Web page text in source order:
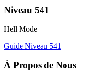
Niveau 541
Hell Mode
Guide Niveau 541
À Propos de Nous